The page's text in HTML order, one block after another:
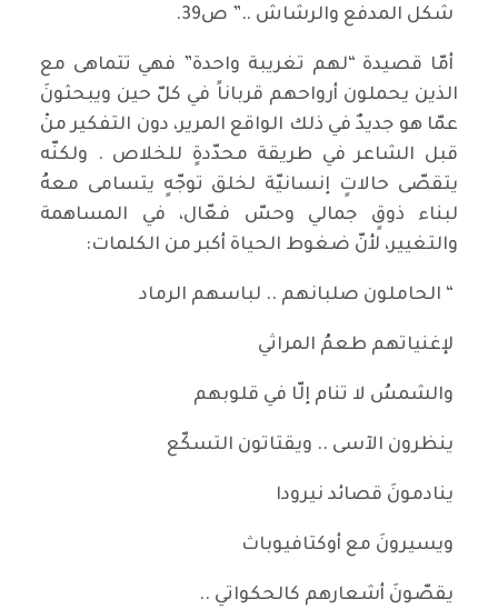
شكل المدفع والرشاش ..” ص39.
أمّا قصيدة “لهم تغريبة واحدة” فهي تتماهى مع
الذين يحملون أرواحهم قرباناً في كلّ حين ويبحثونَ
عمّا هو جديدٌ في ذلك الواقع المرير، دون التفكير منْ
قبل الشاعر في طريقة محدّدةٍ للخلاص . ولكنّه
يتقصّى حالاتٍ إنسانيّة لخلق توجّهٍ يتسامى معهُ
لبناء ذوقٍ جمالي وحسّ فعّال، في المساهمة
والتغيير، لأنّ ضغوط الحياة أكبر من الكلمات:
“ الحاملون صلبانهم .. لباسهم الرماد
لإغنياتهم طعمُ المراثي
والشمسُ لا تنام إلّا في قلوبهم
ينظرون الآسى .. ويقتاتون التسكّع
ينادمونَ قصائد نيرودا
ويسيرونَ مع أوكتافيوباث
يقصّونَ أشعارهم كالحكواتي ..